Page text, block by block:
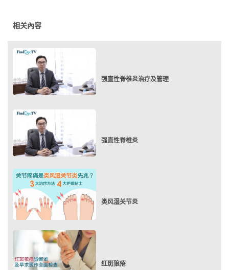
相关內容
强直性脊椎炎治疗及管理
强直性脊椎炎
类风湿关节炎
红斑狼疮